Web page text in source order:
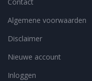
Algemene voorwaarden
Disclaimer
Nieuwe account
Inloggen